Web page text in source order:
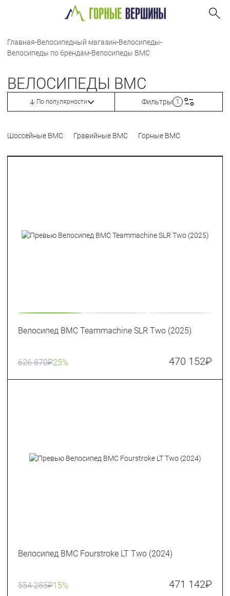
Главная-Велосипедный магазин-Велосипеды-
Велосипеды по брендам-Велосипеды BMC
ВЕЛОСИПЕДЫ BMC
По популярности Фильтры 1
Шоссейные BMC Гравийные BMC Горные BMC
Велосипед BMC Teammachine SLR Two (2025)
626 870₽25% 470 152₽
Велосипед BMC Fourstroke LT Two (2024)
554 285₽15% 471 142₽